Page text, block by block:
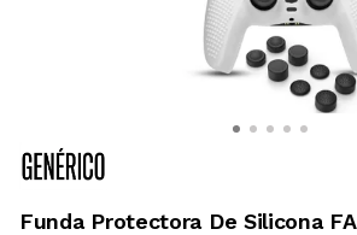
Funda Protectora De Silicona